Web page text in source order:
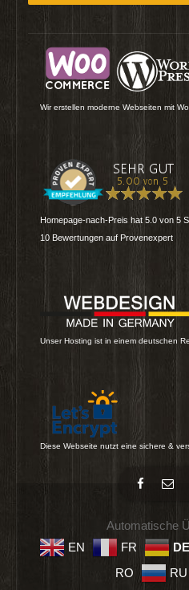
Wir erstellen moderne Webseiten mit
Homepage-nach-Preis hat 5.0 von 5
10 Bewertungen auf Provenexpert
Unser Hosting ist in einem deutschen
Diese Webseite nutzt eine sichere &
Automatische
EN
FR DE
RO
RU